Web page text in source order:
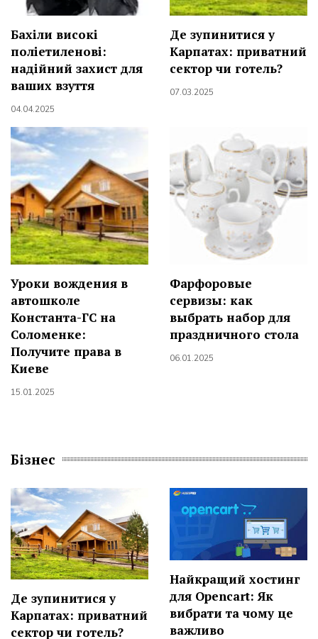
Бахіли високі
поліетиленові:
надійний захист для
ваших взуття
04.04.2025
Де зупинитися у
Карпатах: приватний
сектор чи готель?
07.03.2025
Уроки вождения в
автошколе
Константа-ГС на
Соломенке:
Получите права в
Киеве
15.01.2025
Фарфоровые
сервизы: как
выбрать набор для
праздничного стола
06.01.2025
Бізнес
Де зупинитися у
Карпатах: приватний
сектор чи готель?
Найкращий хостинг
для Opencart: Як
вибрати та чому це
важливо